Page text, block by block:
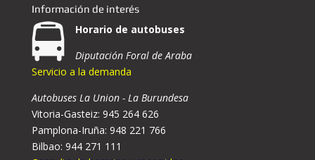
Información de interés
Horario de autobuses
Diputación Foral de Araba
Servicio a la demanda
Autobuses La Union - La Burundesa
Vitoria-Gasteiz: 945 264 626
Pamplona-Iruña: 948 221 766
Bilbao: 944 271 111